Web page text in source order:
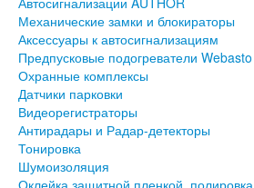
Механические замки и блокираторы
Аксессуары к автосигнализациям
Предпусковые подогреватели Webasto
Охранные комплексы
Датчики парковки
Видеорегистраторы
Антирадары и Радар-детекторы
Тонировка
Шумоизоляция
Оклейка защитной пленкой, полировка